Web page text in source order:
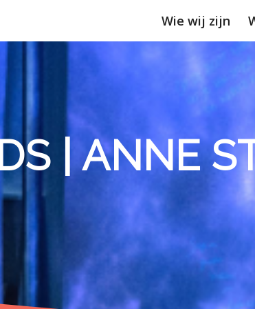
Wie wij zijn
| ANNE